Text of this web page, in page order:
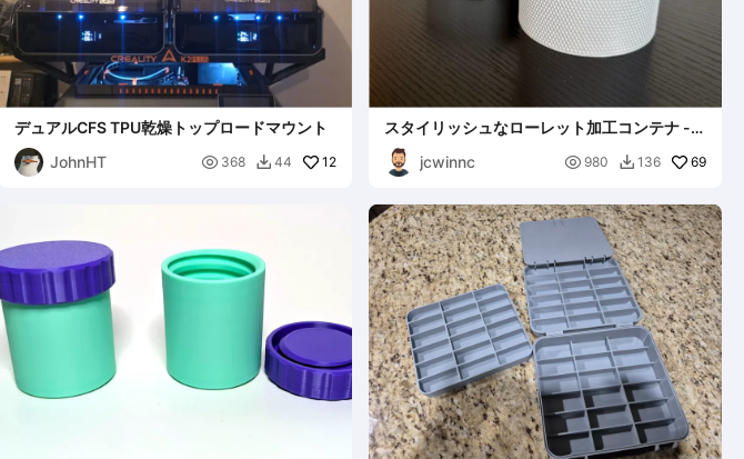
デュアルCFS TPU乾燥トップロードマウント
JohnHT
 368  44 12
スタイリッシュなローレット加工コンテナ -
大＆中サイズ
jcwinnc
 980  136 69